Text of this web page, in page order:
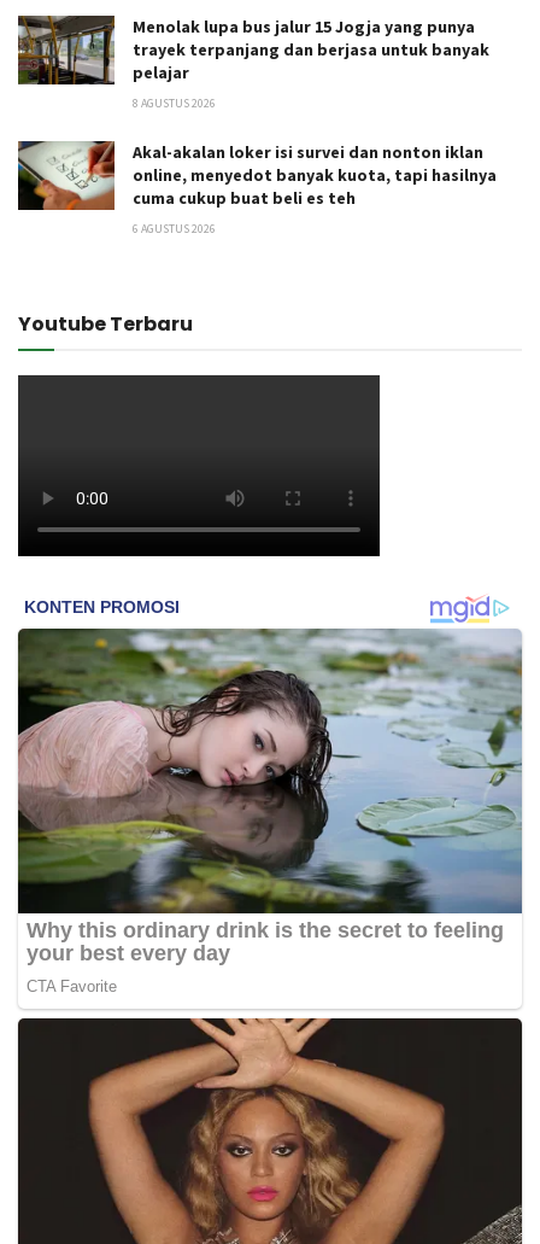
Menolak lupa bus jalur 15 Jogja yang punya
trayek terpanjang dan berjasa untuk banyak
pelajar
8 AGUSTUS 2026
Akal-akalan loker isi survei dan nonton iklan
online, menyedot banyak kuota, tapi hasilnya
cuma cukup buat beli es teh
6 AGUSTUS 2026
Youtube Terbaru